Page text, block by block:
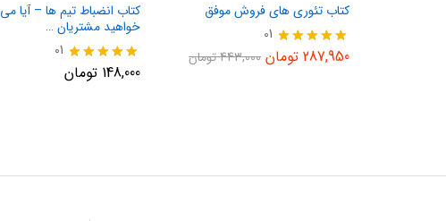
کتاب تئوری های فروش موفق
نمره
5.00
01
287,950 تومان 443,000تومان
کتاب انضباط تیم ها – آیا می
خواهید مشتریان …
نمره
5.00
01
148,000 تومان